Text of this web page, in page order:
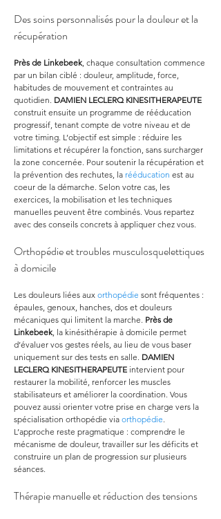
Des soins personnalisés pour la douleur et la
récupération
Près de Linkebeek, chaque consultation commence
par un bilan ciblé : douleur, amplitude, force,
habitudes de mouvement et contraintes au
quotidien. DAMIEN LECLERQ KINESITHERAPEUTE
construit ensuite un programme de rééducation
progressif, tenant compte de votre niveau et de
votre timing. L’objectif est simple : réduire les
limitations et récupérer la fonction, sans surcharger
la zone concernée. Pour soutenir la récupération et
la prévention des rechutes, la rééducation est au
coeur de la démarche. Selon votre cas, les
exercices, la mobilisation et les techniques
manuelles peuvent être combinés. Vous repartez
avec des conseils concrets à appliquer chez vous.
Orthopédie et troubles musculosquelettiques
à domicile
Les douleurs liées aux orthopédie sont fréquentes :
épaules, genoux, hanches, dos et douleurs
mécaniques qui limitent la marche. Près de
Linkebeek, la kinésithérapie à domicile permet
d’évaluer vos gestes réels, au lieu de vous baser
uniquement sur des tests en salle. DAMIEN
LECLERQ KINESITHERAPEUTE intervient pour
restaurer la mobilité, renforcer les muscles
stabilisateurs et améliorer la coordination. Vous
pouvez aussi orienter votre prise en charge vers la
spécialisation orthopédie via orthopédie.
L’approche reste pragmatique : comprendre le
mécanisme de douleur, travailler sur les déficits et
construire un plan de progression sur plusieurs
séances.
Thérapie manuelle et réduction des tensions